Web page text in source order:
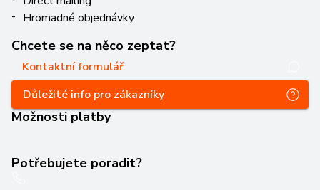
Hromadné objednávky
Chcete se na něco zeptat?
Kontaktní formulář
Důležité info pro zákazníky
Možnosti platby
Potřebujete poradit?